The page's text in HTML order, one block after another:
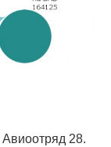
Авиоотряд 28.